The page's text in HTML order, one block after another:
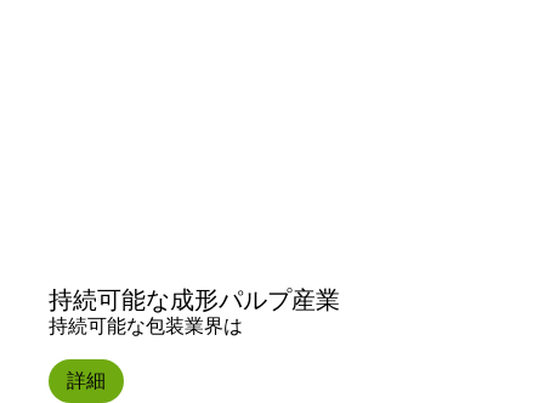
持続可能な成形パルプ産業
持続可能な包装業界は
詳細